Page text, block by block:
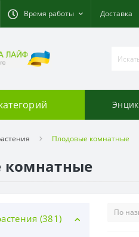
Время работы Доставка
Плодовые комнатные
комнатные
(381)